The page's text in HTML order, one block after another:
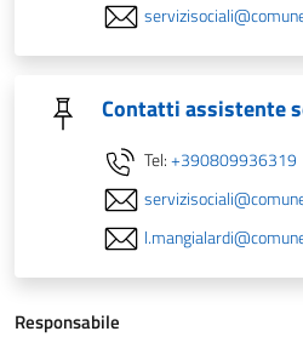
Contatti assistente
Tel:+390809936319
Responsabile